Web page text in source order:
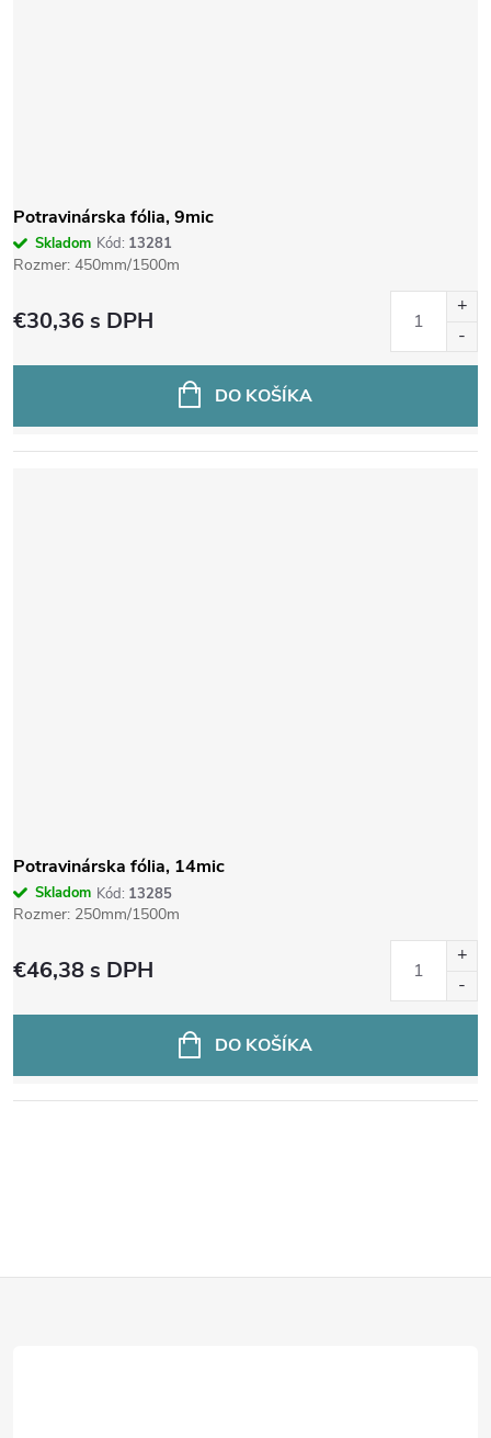
Potravinárska fólia, 9mic
Skladom Kód: 13281
Rozmer: 450mm/1500m
€30,36s DPH
DO KOŠÍKA
Potravinárska fólia, 14mic
Skladom Kód: 13285
Rozmer: 250mm/1500m
€46,38s DPH
DO KOŠÍKA